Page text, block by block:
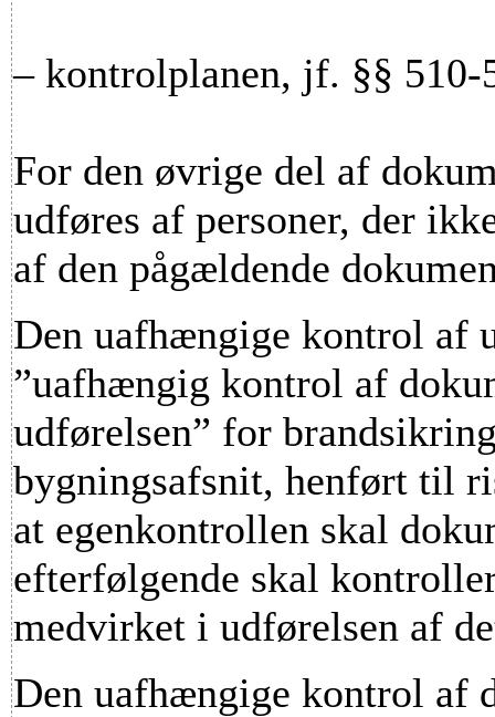
– kontrolplanen, jf. §§ 510-
For den øvrige del af
udføres af personer, der
af den pågældende
Den uafhængige kontrol af
”uafhængig kontrol af
udførelsen” for
bygningsafsnit, henført til
at egenkontrollen skal
efterfølgende skal
medvirket i udførelsen af
Den uafhængige kontrol af